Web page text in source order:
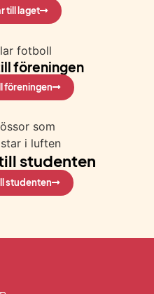
till laget
föreningen
föreningen
studenten
studenten